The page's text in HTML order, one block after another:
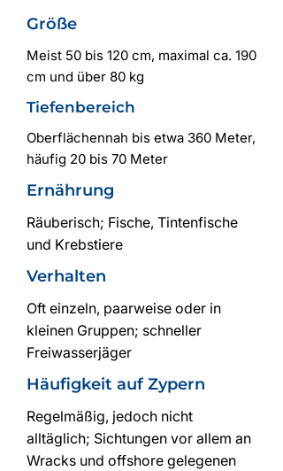
Größe
Meist 50 bis 120 cm, maximal ca. 190
cm und über 80 kg
Tiefenbereich
Oberflächennah bis etwa 360 Meter,
häufig 20 bis 70 Meter
Ernährung
Räuberisch; Fische, Tintenfische
und Krebstiere
Verhalten
Oft einzeln, paarweise oder in
kleinen Gruppen; schneller
Freiwasserjäger
Häufigkeit auf Zypern
Regelmäßig, jedoch nicht
alltäglich; Sichtungen vor allem an
Wracks und offshore gelegenen